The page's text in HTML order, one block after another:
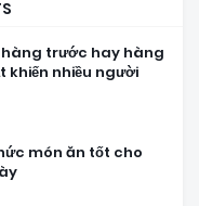
hàng trước hay hàng
khiến nhiều người
món ăn tốt cho